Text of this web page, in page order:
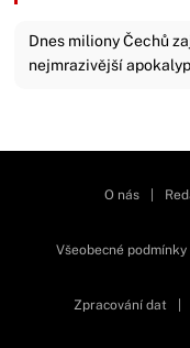
Dnes miliony Čechů
nejmrazivější
O nás
Všeobecné podmínky
Zpracování dat